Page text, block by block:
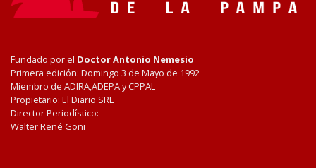
Fundado por el Doctor Antonio Nemesio
Primera edición: Domingo 3 de Mayo de 1992
Miembro de ADIRA,ADEPA y CPPAL
Propietario: El Diario SRL
Director Periodístico:
Walter René Goñi